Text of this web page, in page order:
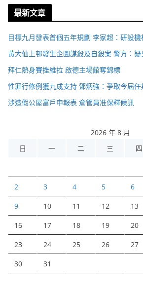
最新文章
目標九月發表首個五年規劃 李家超：研設
黃大仙上邨發生企圖謀殺及自殺案 警方：
拜仁熱身賽挫維拉 啟德主場館奪錦標
性罪行修例獲九成支持 鄧炳強：爭取今屆
涉造假公屋富戶申報表 倉管員准保釋候訊
2026 年 8 月
日
一 二 三 四
2 3 4 5 6
9 10 11 12 13
16 17 18 19 20
23 24 25 26 27
30 31